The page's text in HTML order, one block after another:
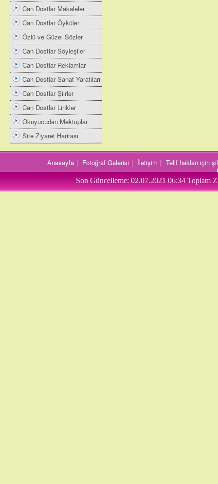
Can Dostlar Makaleler
Can Dostlar Öyküler
Özlü ve Güzel Sözler
Can Dostlar Söyleşiler
Can Dostlar Reklamlar
Can Dostlar Sanat Yaratıları
Can Dostlar Şiirler
Can Dostlar Linkler
Okuyucudan Mektuplar
Site Ziyaret Haritası
Anasayfa | Fotoğraf Galerisi | İletişim | Telif hakları için
Son Güncelleme: 02.07.2021 06:34 Toplam